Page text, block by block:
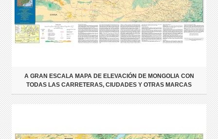
A GRAN ESCALA MAPA DE ELEVACIÓN DE MONGOLIA CON
TODAS LAS CARRETERAS, CIUDADES Y OTRAS MARCAS